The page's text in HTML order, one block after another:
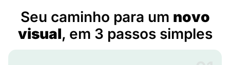
Seu caminho para um novo
visual, em 3 passos simples